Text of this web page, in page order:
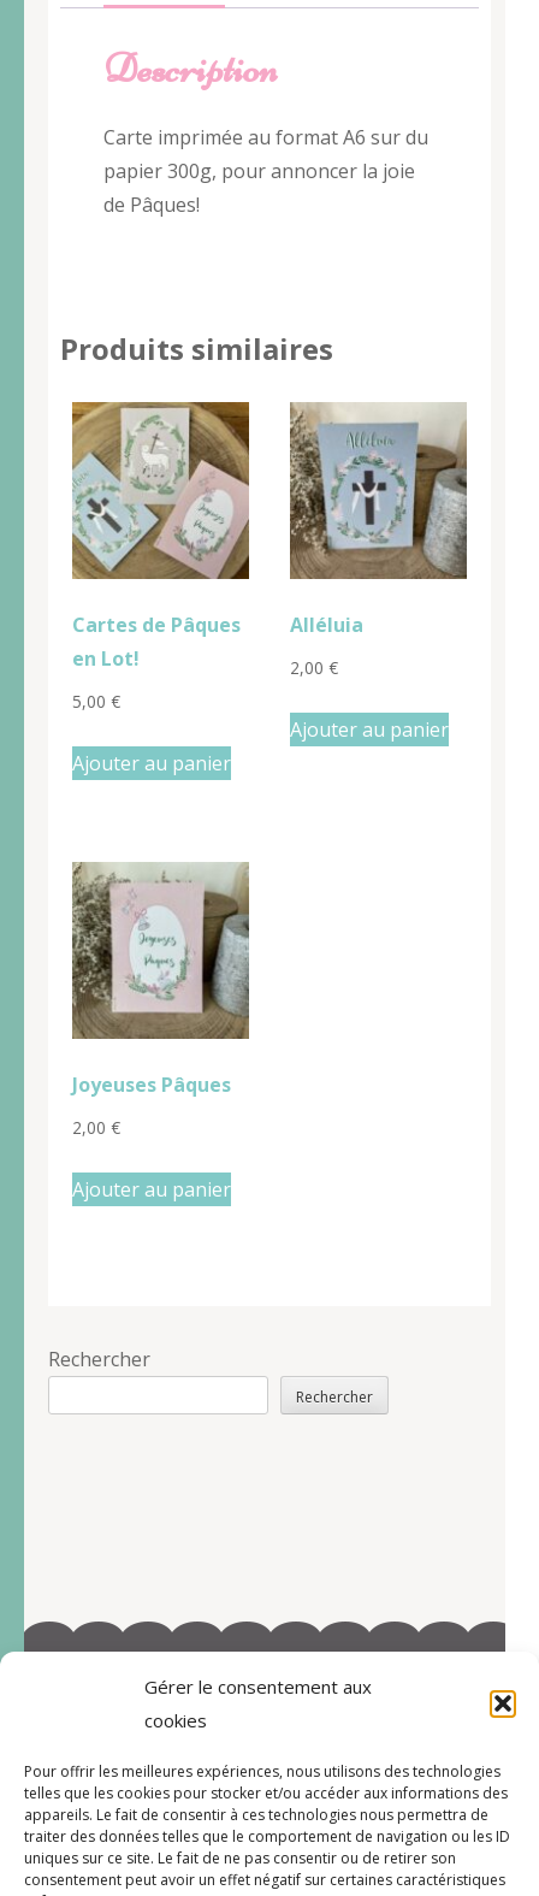
Gérer le consentement aux
cookies
Pour offrir les meilleures expériences, nous utilisons des technologies
telles que les cookies pour stocker et/ou accéder aux informations des
appareils. Le fait de consentir à ces technologies nous permettra de
traiter des données telles que le comportement de navigation ou les ID
uniques sur ce site. Le fait de ne pas consentir ou de retirer son
consentement peut avoir un effet négatif sur certaines caractéristiques
Description
Carte imprimée au format A6 sur du
papier 300g, pour annoncer la joie
de Pâques!
Produits similaires
Cartes de Pâques
en Lot!
5,00 €
Ajouter au panier
Alléluia
2,00 €
Ajouter au panier
Joyeuses Pâques
2,00 €
Ajouter au panier
Rechercher
Rechercher
©2022-Tous droits réservés à Marie-Blandine Sallé
112719597996038/
CGV